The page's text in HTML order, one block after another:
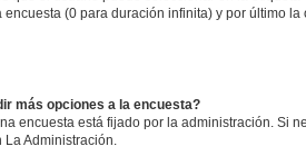
(0 para duración infinita) y por último
más opciones a la encuesta?
encuesta está fijado por la administración. Si
La Administración.